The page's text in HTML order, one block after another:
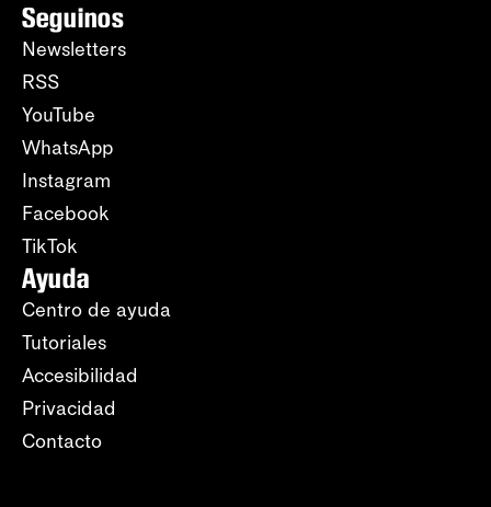
Seguinos
Newsletters
RSS
YouTube
WhatsApp
Instagram
Facebook
TikTok
Ayuda
Centro de ayuda
Tutoriales
Accesibilidad
Privacidad
Contacto